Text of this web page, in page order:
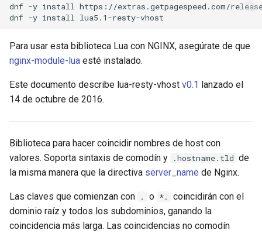
d
auth-pam
auth-radius
auth-totp
bot-verifier
brotli
cache-purge
captcha
Servidor Web Angie - Instalar
Linux y AlmaLinux
dnf -y install
https://extras.getpagespeed.com/
dnf -y install
Para usar esta biblioteca Lua con NGINX, asegúrate de que
nginx-module-lua esté instalado.
Este documento describe lua-resty-vhost v0.1 lanzado el
14 de octubre de 2016.
Biblioteca para hacer coincidir nombres de host con
valores. Soporta sintaxis de comodín y
.hostname.tld de
la misma manera que la directiva server_name de Nginx.
Las claves que comienzan con . o *.
coincidirán con el
dominio raíz y todos los subdominios, ganando la
coincidencia más larga. Las coincidencias no comodín